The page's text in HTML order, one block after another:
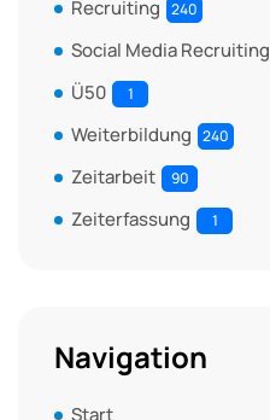
Recruiting 240
Social Media Recruiting
Ü50 1
Weiterbildung 240
Zeitarbeit 90
Zeiterfassung 1
Navigation
Start